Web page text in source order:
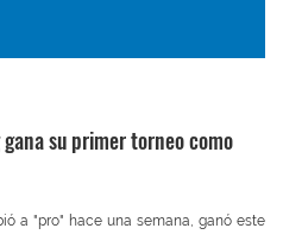
su primer torneo como
a "pro" hace una semana, ganó este